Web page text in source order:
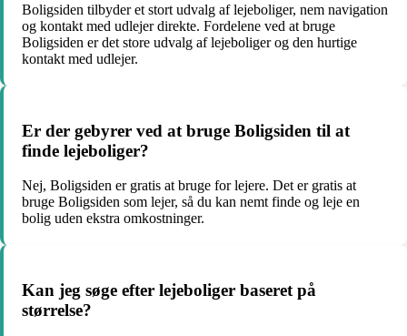
Boligsiden tilbyder et stort udvalg af lejeboliger, nem navigation
og kontakt med udlejer direkte. Fordelene ved at bruge
Boligsiden er det store udvalg af lejeboliger og den hurtige
kontakt med udlejer.
Er der gebyrer ved at bruge Boligsiden til at
finde lejeboliger?
Nej, Boligsiden er gratis at bruge for lejere. Det er gratis at
bruge Boligsiden som lejer, så du kan nemt finde og leje en
bolig uden ekstra omkostninger.
Kan jeg søge efter lejeboliger baseret på
størrelse?